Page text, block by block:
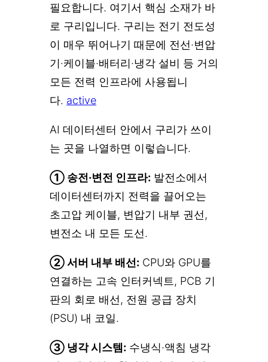
필요합니다. 여기서 핵심 소재가 바
로 구리입니다. 구리는 전기 전도성
이 매우 뛰어나기 때문에 전선·변압
기·케이블·배터리·냉각 설비 등 거의
모든 전력 인프라에 사용됩니
다. active
AI 데이터센터 안에서 구리가 쓰이
는 곳을 나열하면 이렇습니다.
① 송전·변전 인프라: 발전소에서
데이터센터까지 전력을 끌어오는
초고압 케이블, 변압기 내부 권선,
변전소 내 모든 도선.
② 서버 내부 배선: CPU와 GPU를
연결하는 고속 인터커넥트, PCB 기
판의 회로 배선, 전원 공급 장치
(PSU) 내 코일.
③ 냉각 시스템: 수냉식·액침 냉각